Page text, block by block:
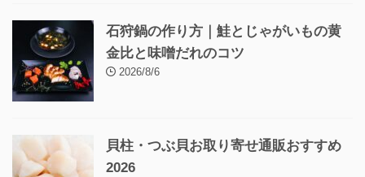
石狩鍋の作り方｜鮭とじゃがいもの黄
金比と味噌だれのコツ
2026/8/6
貝柱・つぶ貝お取り寄せ通販おすすめ
2026